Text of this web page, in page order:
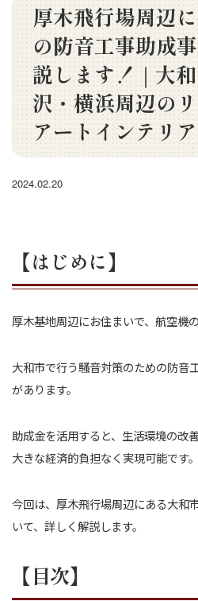
厚木飛行場周辺
の防音工事助成
説します！｜大
沢・横浜周辺の
アートインテリア
2024.02.20
【はじめに】
厚木基地周辺にお住まいで、航空機
大和市で行う騒音対策のための防音
があります。
助成金を活用すると、生活環境の改
大きな経済的負担なく実現可能です。
今回は、厚木飛行場周辺にある大和
いて、詳しく解説します。
【目次】